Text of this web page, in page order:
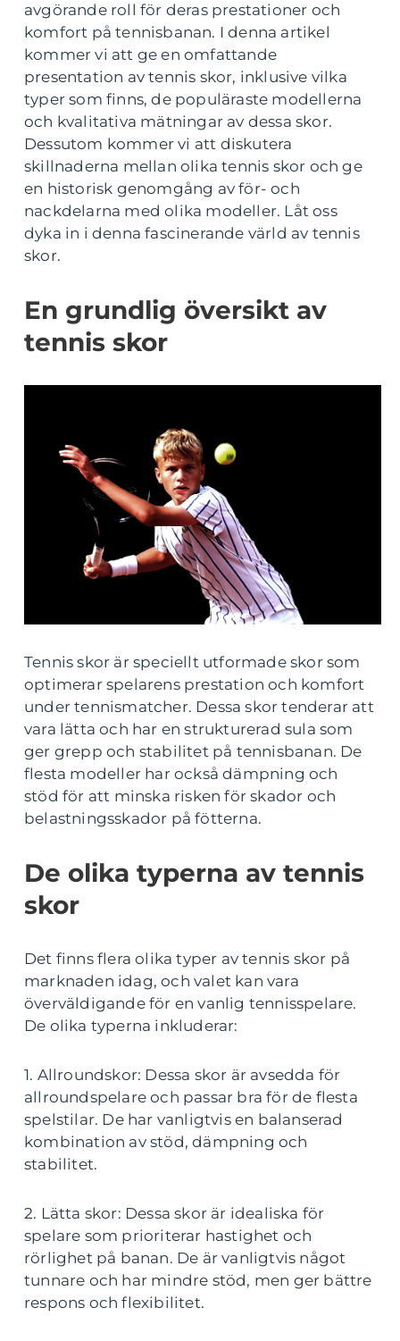
avgörande roll för deras prestationer och
komfort på tennisbanan. I denna artikel
kommer vi att ge en omfattande
presentation av tennis skor, inklusive vilka
typer som finns, de populäraste modellerna
och kvalitativa mätningar av dessa skor.
Dessutom kommer vi att diskutera
skillnaderna mellan olika tennis skor och ge
en historisk genomgång av för- och
nackdelarna med olika modeller. Låt oss
dyka in i denna fascinerande värld av tennis
skor.
En grundlig översikt av
tennis skor
Tennis skor är speciellt utformade skor som
optimerar spelarens prestation och komfort
under tennismatcher. Dessa skor tenderar att
vara lätta och har en strukturerad sula som
ger grepp och stabilitet på tennisbanan. De
flesta modeller har också dämpning och
stöd för att minska risken för skador och
belastningsskador på fötterna.
De olika typerna av tennis
skor
Det finns flera olika typer av tennis skor på
marknaden idag, och valet kan vara
överväldigande för en vanlig tennisspelare.
De olika typerna inkluderar:
1. Allroundskor: Dessa skor är avsedda för
allroundspelare och passar bra för de flesta
spelstilar. De har vanligtvis en balanserad
kombination av stöd, dämpning och
stabilitet.
2. Lätta skor: Dessa skor är idealiska för
spelare som prioriterar hastighet och
rörlighet på banan. De är vanligtvis något
tunnare och har mindre stöd, men ger bättre
respons och flexibilitet.